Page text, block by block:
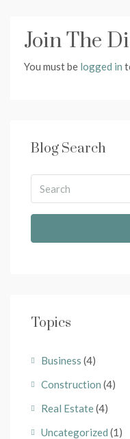
Join The
You must be logged in
Blog Search
Topics
Business (4)
Construction (4)
Real Estate(4)
Uncategorized (1)